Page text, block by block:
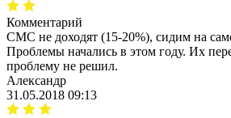
Комментарий
СМС не доходят (15-20%), сидим на
Проблемы начались в этом году. Их
проблему не решил.
Александр
31.05.2018 09:13